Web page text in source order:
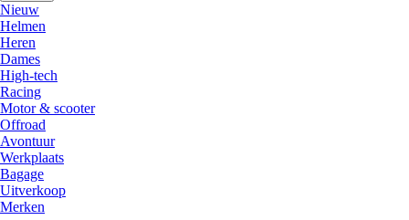
Nieuw
Helmen
Heren
Dames
High-tech
Racing
Motor & scooter
Offroad
Avontuur
Werkplaats
Bagage
Uitverkoop
Merken